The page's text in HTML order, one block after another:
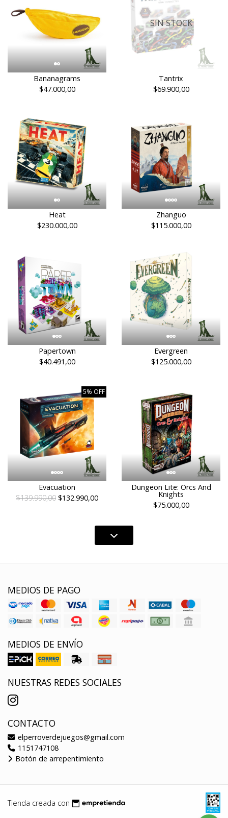
Bananagrams
$47.000,00
SIN STOCK
Tantrix
$69.900,00
Heat
$230.000,00
Zhanguo
$115.000,00
Papertown
$40.491,00
Evergreen
$125.000,00
5% OFF
Evacuation
$139.990,00 $132.990,00
Dungeon Lite: Orcs And
Knights
$75.000,00
MEDIOS DE PAGO
MEDIOS DE ENVÍO
NUESTRAS REDES SOCIALES
CONTACTO
elperroverdejuegos@gmail.com
1151747108
Botón de arrepentimiento
Tienda creada con